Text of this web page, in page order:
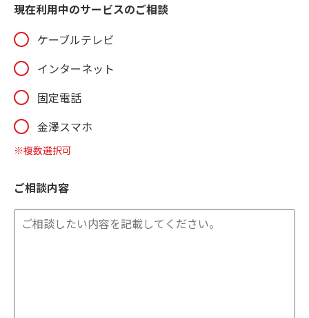
現在利用中のサービスのご相談
ケーブルテレビ
インターネット
固定電話
金澤スマホ
※複数選択可
ご相談内容